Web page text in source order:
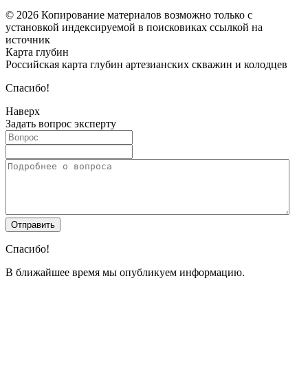
© 2026 Копирование материалов возможно только с
установкой индексируемой в поисковиках ссылкой на
источник
Карта глубин
Российская карта глубин артезианских скважин и колодцев
Спасибо!
Наверх
Задать вопрос эксперту
Спасибо!
В ближайшее время мы опубликуем информацию.